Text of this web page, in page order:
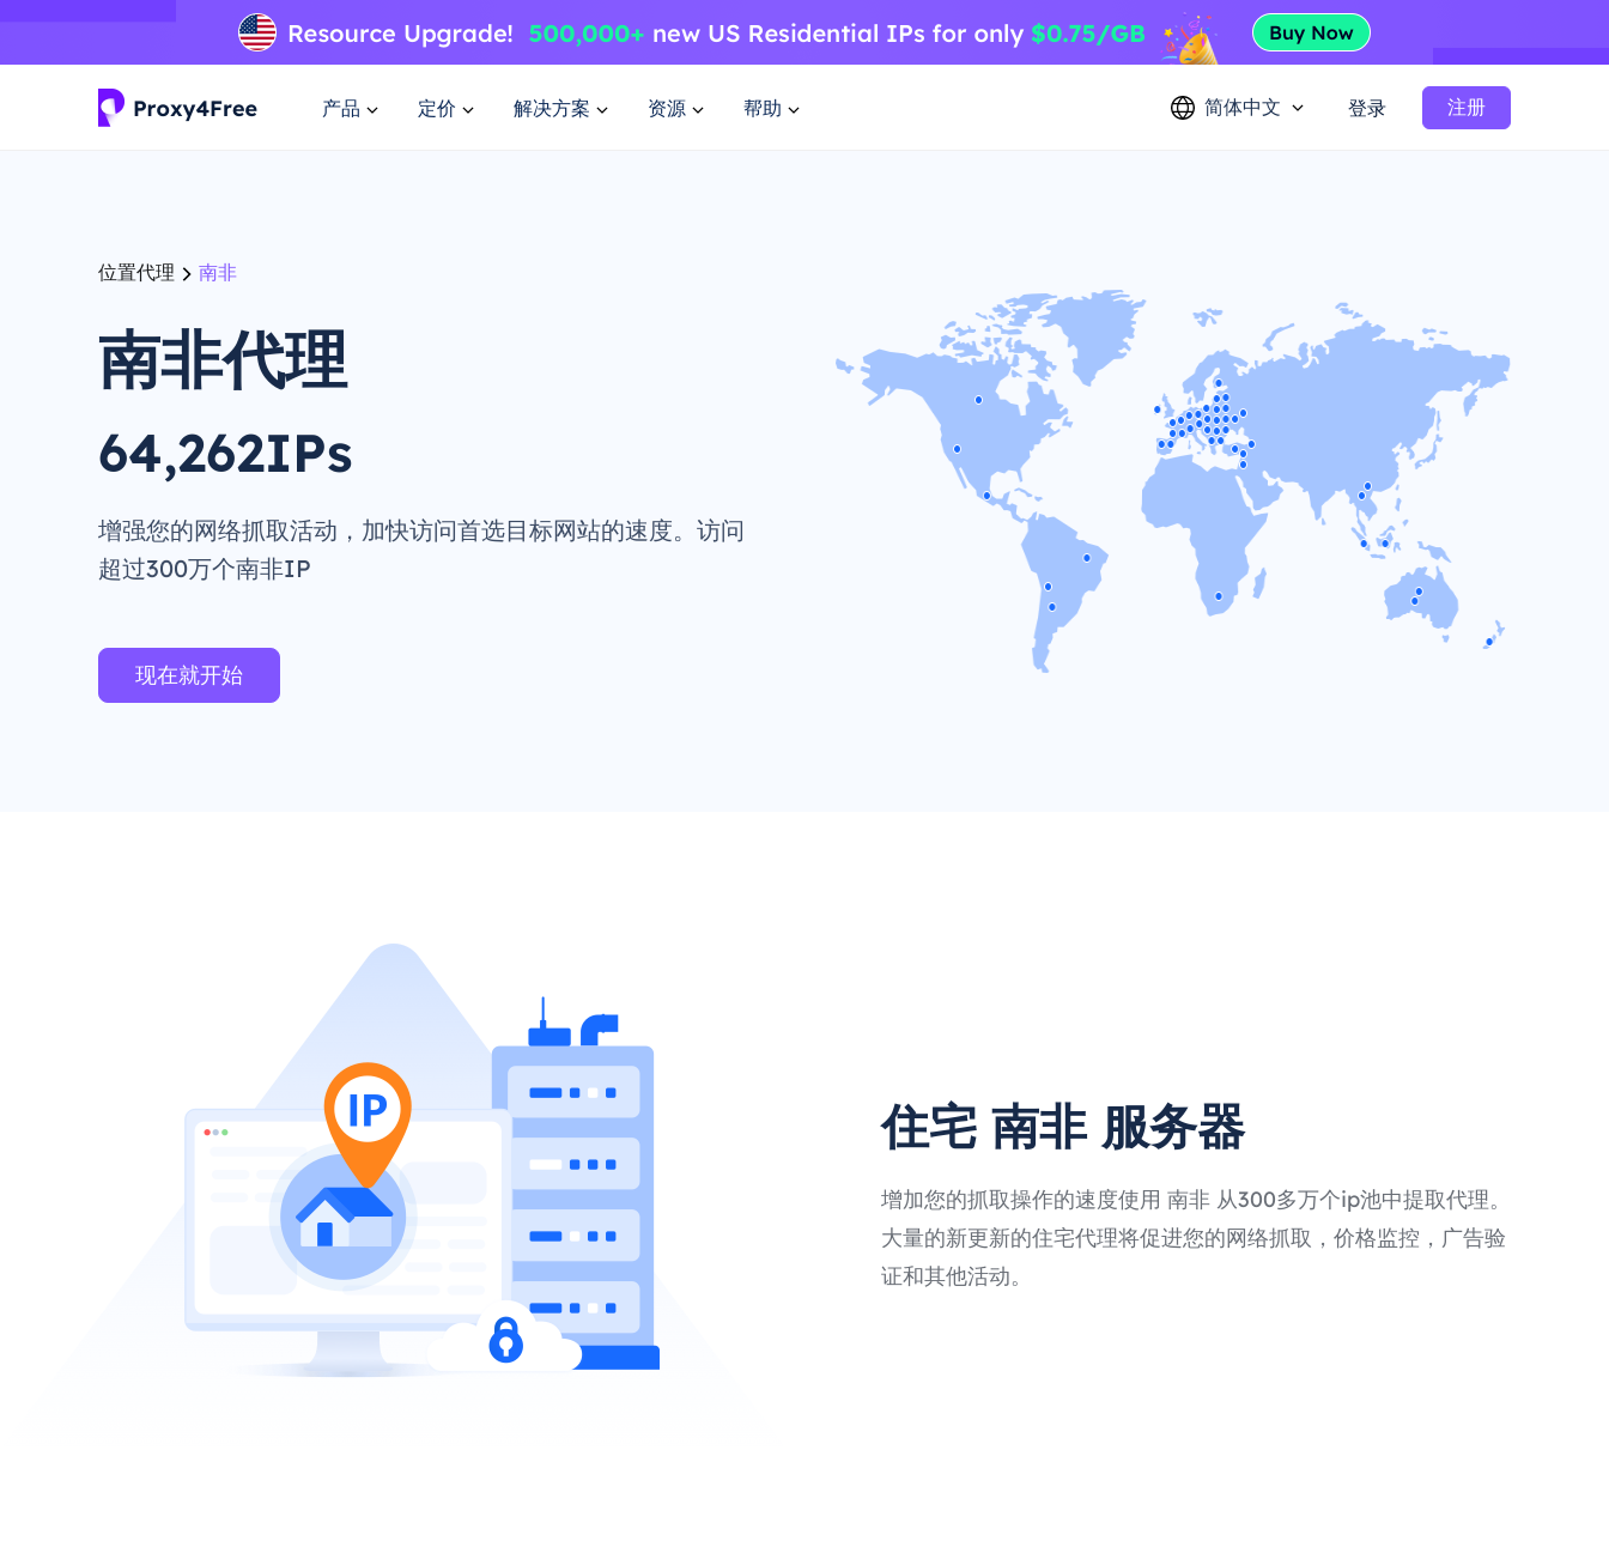
产品 定价 解决方案 资源 帮助 简体中文 登录 注册
位置代理 南非
南非代理
64,262IPs
增强您的网络抓取活动，加快访问首选目标网站的速度。访问
超过300万个南非IP
现在就开始
住宅 南非 服务器
增加您的抓取操作的速度使用 南非 从300多万个ip池中提取代理。
大量的新更新的住宅代理将促进您的网络抓取，价格监控，广告验
证和其他活动。